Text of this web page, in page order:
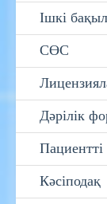
Ішкі
СӨС
Дәрілік
Пациентті
Кәсіподақ